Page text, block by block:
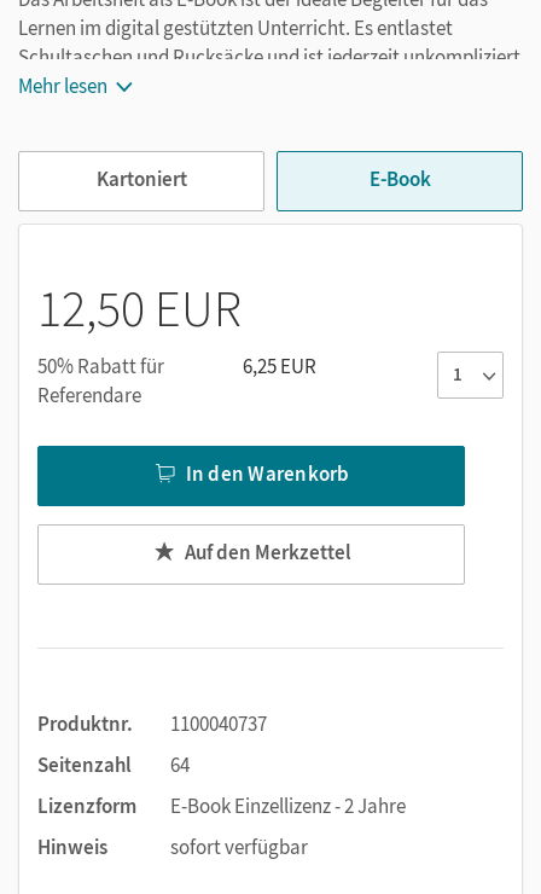
Lernen im digital gestützten Unterricht. Es entlastet
Schultaschen und Rucksäcke und ist jederzeit unkompliziert
verfügbar. Außerdem unterstützt es mit vielen digitalen
Texteingabe
Markierungen setzen
Lesezeichen hinzufügen
im Text suchen
zoomen
Bearbeitung mit einem Tabletstift möglich.
Mehr lesen
Kartoniert E-Book
12,50 EUR
50% Rabatt für
Referendare
6,25 EUR
In den Warenkorb
Auf den Merkzettel
Produktnr.
1100040737
Seitenzahl
64
Lizenzform
E-Book Einzellizenz - 2 Jahre
Hinweis
sofort verfügbar